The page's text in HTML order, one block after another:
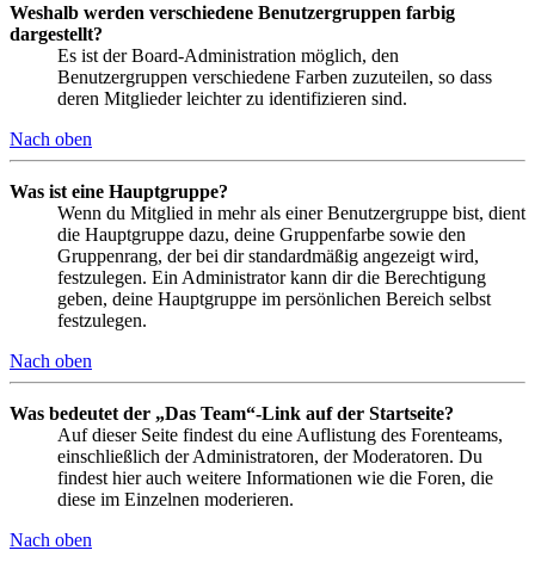
Weshalb werden verschiedene Benutzergruppen farbig
dargestellt?
Es ist der Board-Administration möglich, den
Benutzergruppen verschiedene Farben zuzuteilen, so dass
deren Mitglieder leichter zu identifizieren sind.
Nach oben
Was ist eine Hauptgruppe?
Wenn du Mitglied in mehr als einer Benutzergruppe bist, dient
die Hauptgruppe dazu, deine Gruppenfarbe sowie den
Gruppenrang, der bei dir standardmäßig angezeigt wird,
festzulegen. Ein Administrator kann dir die Berechtigung
geben, deine Hauptgruppe im persönlichen Bereich selbst
festzulegen.
Nach oben
Was bedeutet der „Das Team“-Link auf der Startseite?
Auf dieser Seite findest du eine Auflistung des Forenteams,
einschließlich der Administratoren, der Moderatoren. Du
findest hier auch weitere Informationen wie die Foren, die
diese im Einzelnen moderieren.
Nach oben